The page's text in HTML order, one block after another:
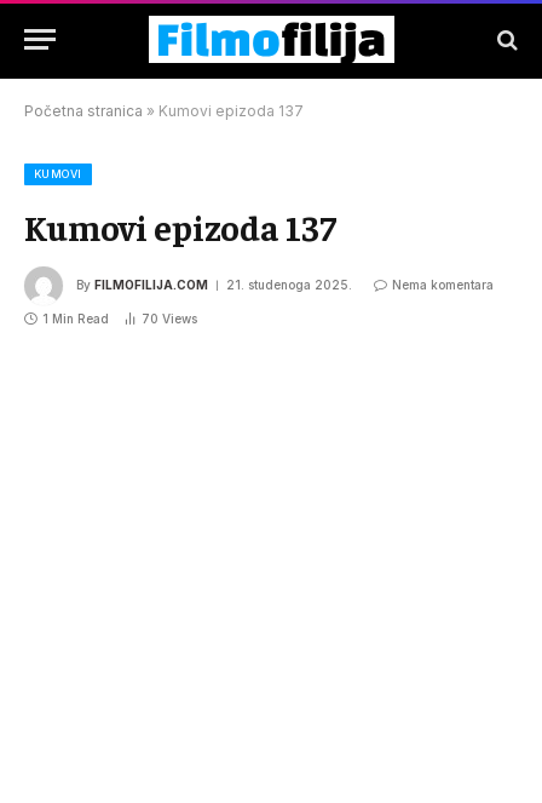
Početna stranica » Kumovi epizoda 137
KUMOVI
Kumovi epizoda 137
By FILMOFILIJA.COM 21. studenoga 2025. Nema komentara
1 Min Read 70 Views